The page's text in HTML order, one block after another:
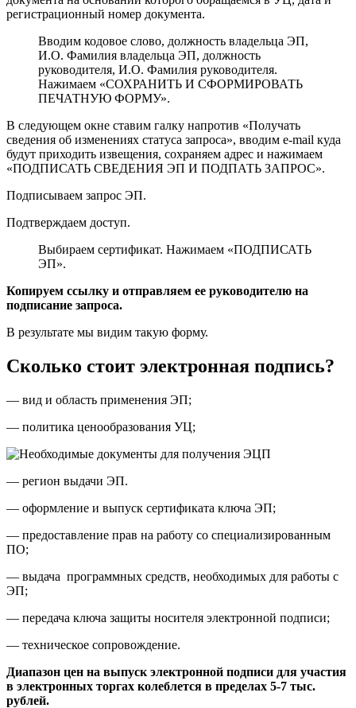
регистрационный номер документа.
Вводим кодовое слово, должность владельца ЭП,
И.О. Фамилия владельца ЭП, должность
руководителя, И.О. Фамилия руководителя.
Нажимаем «СОХРАНИТЬ И СФОРМИРОВАТЬ
ПЕЧАТНУЮ ФОРМУ».
В следующем окне ставим галку напротив «Получать
сведения об изменениях статуса запроса», вводим e-mail куда
будут приходить извещения, сохраняем адрес и нажимаем
«ПОДПИСАТЬ СВЕДЕНИЯ ЭП И ПОДПАТЬ ЗАПРОС».
Подписываем запрос ЭП.
Подтверждаем доступ.
Выбираем сертификат. Нажимаем «ПОДПИСАТЬ
ЭП».
Копируем ссылку и отправляем ее руководителю на
подписание запроса.
В результате мы видим такую форму.
Сколько стоит электронная подпись?
— вид и область применения ЭП;
— политика ценообразования УЦ;
— регион выдачи ЭП.
— оформление и выпуск сертификата ключа ЭП;
— предоставление прав на работу со специализированным
ПО;
— выдача программных средств, необходимых для работы с
ЭП;
— передача ключа защиты носителя электронной подписи;
— техническое сопровождение.
Диапазон цен на выпуск электронной подписи для участия
в электронных торгах колеблется в пределах 5-7 тыс.
рублей.